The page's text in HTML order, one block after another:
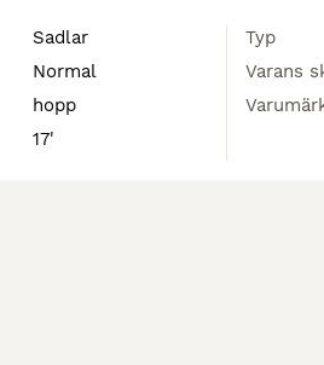
Sadlar
Normal
hopp
17'
Typ
Varans